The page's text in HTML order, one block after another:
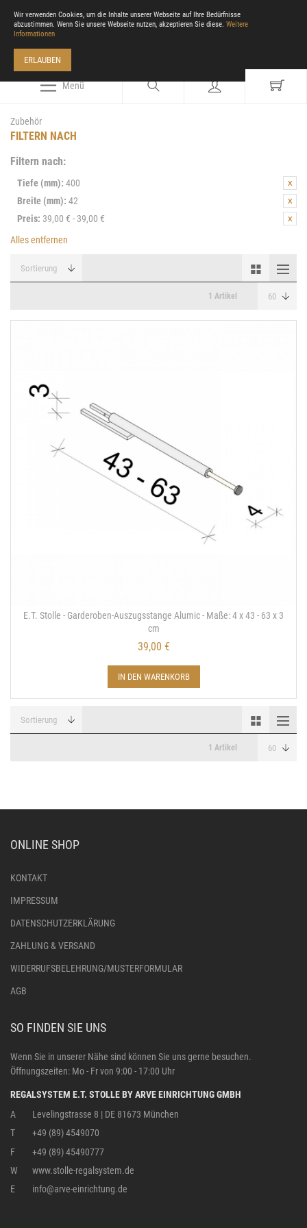
Menü
Zubehör
FILTERN NACH
Filtern nach:
Tiefe (mm): 400
Breite (mm): 42
Preis: 39,00 € - 39,00 €
Alles entfernen
1 Artikel
E.T. Stolle - Garderoben-Auszugsstange Alumic - Maße: 4 x 43 - 63 x 3
cm
39,00 €
IN DEN WARENKORB
1 Artikel
ONLINE SHOP
KONTAKT
IMPRESSUM
DATENSCHUTZERKLÄRUNG
ZAHLUNG & VERSAND
WIDERRUFSBELEHRUNG/MUSTERFORMULAR
AGB
SO FINDEN SIE UNS
Wenn Sie in unserer Nähe sind können Sie uns gerne besuchen.
Öffnungszeiten: Mo - Fr von 9:00 - 17:00 Uhr
REGALSYSTEM E.T. STOLLE BY ARVE EINRICHTUNG GMBH
A
Levelingstrasse 8 | DE 81673 München
T
+49 (89) 4549070
F
+49 (89) 45490777
W
www.stolle-regalsystem.de
E
info@arve-einrichtung.de
Wir verwenden Cookies, um die Inhalte unserer Webseite auf Ihre Bedürfnisse
abzustimmen. Wenn Sie unsere Webseite nutzen, akzeptieren Sie diese. Weitere
Informationen
ERLAUBEN